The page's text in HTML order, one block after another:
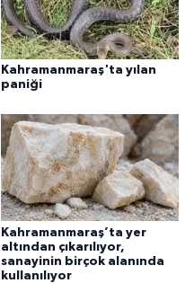
Kahramanmaraş'ta yılan
paniği
Kahramanmaraş’ta yer
altından çıkarılıyor,
sanayinin birçok alanında
kullanılıyor